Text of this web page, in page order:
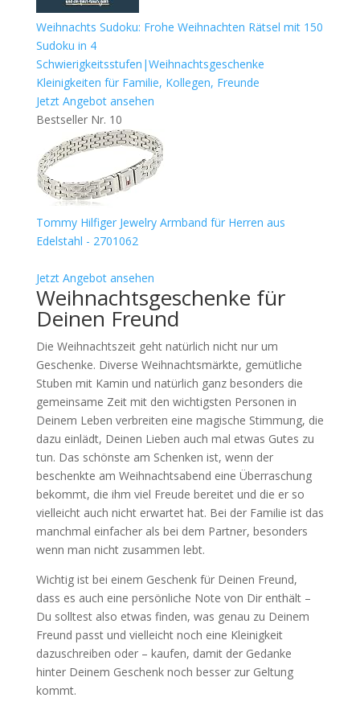
Weihnachts Sudoku: Frohe Weihnachten Rätsel mit 150
Sudoku in 4
Schwierigkeitsstufen|Weihnachtsgeschenke
Kleinigkeiten für Familie, Kollegen, Freunde
Jetzt Angebot ansehen
Bestseller Nr. 10
Tommy Hilfiger Jewelry Armband für Herren aus
Edelstahl - 2701062
Jetzt Angebot ansehen
Weihnachtsgeschenke für
Deinen Freund
Die Weihnachtszeit geht natürlich nicht nur um
Geschenke. Diverse Weihnachtsmärkte, gemütliche
Stuben mit Kamin und natürlich ganz besonders die
gemeinsame Zeit mit den wichtigsten Personen in
Deinem Leben verbreiten eine magische Stimmung, die
dazu einlädt, Deinen Lieben auch mal etwas Gutes zu
tun. Das schönste am Schenken ist, wenn der
beschenkte am Weihnachtsabend eine Überraschung
bekommt, die ihm viel Freude bereitet und die er so
vielleicht auch nicht erwartet hat. Bei der Familie ist das
manchmal einfacher als bei dem Partner, besonders
wenn man nicht zusammen lebt.
Wichtig ist bei einem Geschenk für Deinen Freund,
dass es auch eine persönliche Note von Dir enthält –
Du solltest also etwas finden, was genau zu Deinem
Freund passt und vielleicht noch eine Kleinigkeit
dazuschreiben oder – kaufen, damit der Gedanke
hinter Deinem Geschenk noch besser zur Geltung
kommt.